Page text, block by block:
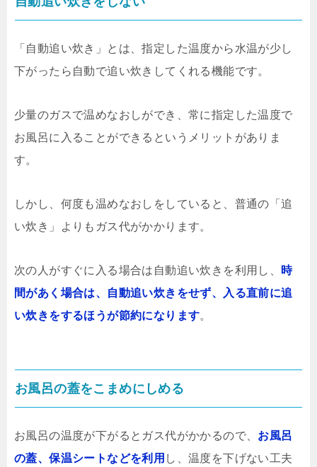
「自動追い炊き」とは、指定した温度から水温が少し
下がったら自動で追い炊きしてくれる機能です。
少量のガスで温めなおしができ、常に指定した温度で
お風呂に入ることができるというメリットがありま
す。
しかし、何度も温めなおしをしていると、普通の「追
い炊き」よりもガス代がかかります。
次の人がすぐに入る場合は自動追い炊きを利用し、
時
間があく場合は、自動追い炊きをせず、入る直前に追
い炊きをするほうが節約になります。
お風呂の蓋をこまめにしめる
お風呂の温度が下がるとガス代がかかるので、 お風呂
の蓋、保温シートなどを利用 し、温度を下げない工夫